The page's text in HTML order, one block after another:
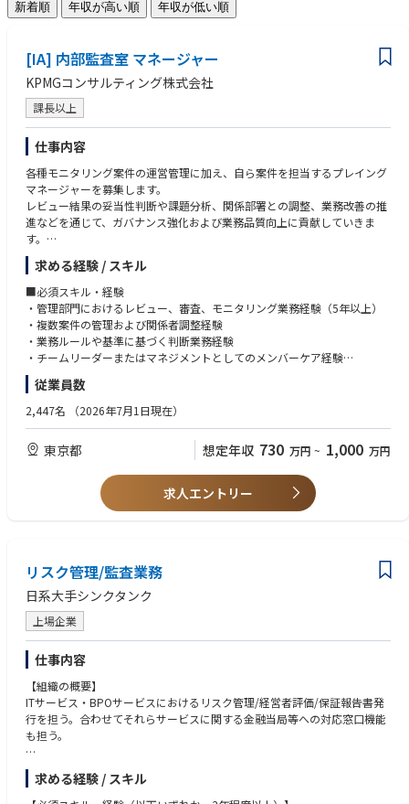
新着順
年収が高い順 年収が低い順
[IA] 内部監査室 マネージャー
KPMGコンサルティング株式会社
課長以上
仕事内容
各種モニタリング案件の運営管理に加え、自ら案件を担当するプレイング
マネージャーを募集します。
レビュー結果の妥当性判断や課題分析、関係部署との調整、業務改善の推
進などを通じて、ガバナンス強化および業務品質向上に貢献していきま
す。
・社内モニタリング業務の企画、運営および改善推進
・各種申請、承認記録、契約書等のレビュー業務の実施および管理
・モニタリング結果の分析および課題の整理
・関係部署への確認、是正依頼および改善状況のフォローアップ
・モニタリング手続、チェックリスト、運営ルール等の整備・改善
・レビュー品質の向上に向けた管理および標準化推進
・経営層向け報告資料の作成および報告
求める経験 / スキル
■必須スキル・経験
・管理部門におけるレビュー、審査、モニタリング業務経験（5年以上）
・複数案件の管理および関係者調整経験
・業務ルールや基準に基づく判断業務経験
・チームリーダーまたはマネジメントとしてのメンバーケア経験
・Excelを活用したデータ分析および資料作成経験
■歓迎スキル・経験
・経理、人事、購買、品質管理等の管理部門経験
・業務改善、BPR推進経験
・Power BI等を活用した分析経験
・監査法人、コンサルティングファームでの業務経験
従業員数
2,447名 （2026年7月1日現在）
東京都 想定年収 730 万円 ~ 1,000 万円
求人エントリー
リスク管理/監査業務
日系大手シンクタンク
上場企業
仕事内容
【組織の概要】
ITサービス・BPOサービスにおけるリスク管理/経営者評価/保証報告書発
行を担う。合わせてそれらサービスに関する金融当局等への対応窓口機能
も担う。
【募集職種の期待役割】
・担当サービスについて、ITGCに係るSOC1保証報告書発行に係る経営者
求める経験 / スキル